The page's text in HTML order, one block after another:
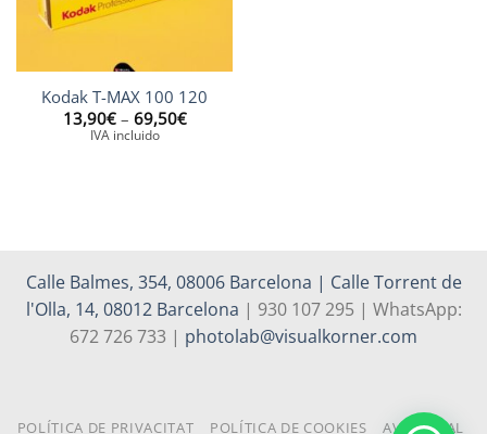
Kodak T-MAX 100 120
13,90€ – 69,50€Interval
IVA incluido
Calle Balmes, 354, 08006 Barcelona | Calle Torrent de
l'Olla, 14, 08012 Barcelona | 930 107 295 | WhatsApp:
672 726 733 | photolab@visualkorner.com
POLÍTICA DE PRIVACITAT POLÍTICA DE COOKIES AVÍS LEGAL